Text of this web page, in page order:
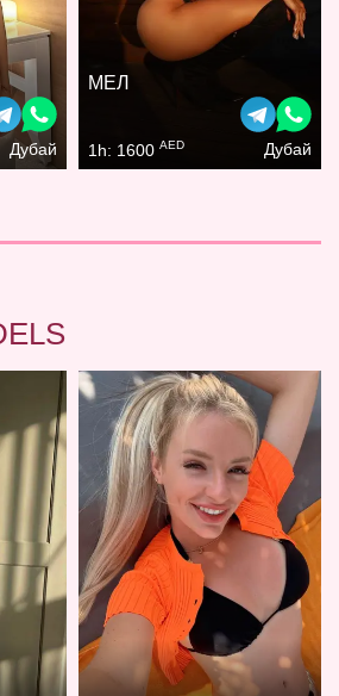
Дубай
МЕЛ
1h: 1600 AED Дубай